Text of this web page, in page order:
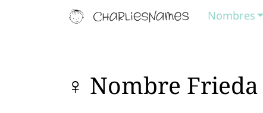
Nombres
♀ Nombre Frieda